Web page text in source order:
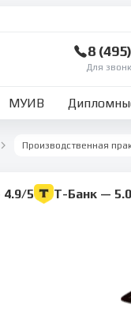
8
Для
МУИВ
5 Т-Банк —